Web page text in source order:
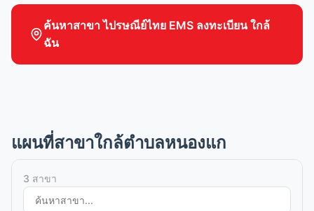
ค้นหาสาขา ไปรษณีย์ไทย EMS ลงทะเบียน ใกล้
ฉัน
แผนที่สาขาใกล้ตำบลหนองแก
3 สาขา